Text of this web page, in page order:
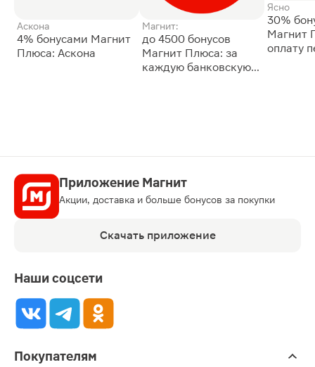
Аскона
4% бонусами Магнит
Плюса: Аскона
Магнит:
до 4500 бонусов
Магнит Плюса: за
каждую банковскую
Ясно
30%
Магнит
оплату
Приложение Магнит
Акции, доставка и больше бонусов за покупки
Скачать приложение
Наши соцсети
Покупателям